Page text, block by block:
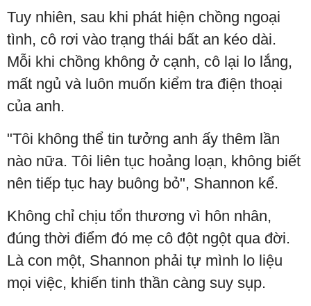
Tuy nhiên, sau khi phát hiện chồng ngoại
tình, cô rơi vào trạng thái bất an kéo dài.
Mỗi khi chồng không ở cạnh, cô lại lo lắng,
mất ngủ và luôn muốn kiểm tra điện thoại
của anh.
"Tôi không thể tin tưởng anh ấy thêm lần
nào nữa. Tôi liên tục hoảng loạn, không biết
nên tiếp tục hay buông bỏ", Shannon kể.
Không chỉ chịu tổn thương vì hôn nhân,
đúng thời điểm đó mẹ cô đột ngột qua đời.
Là con một, Shannon phải tự mình lo liệu
mọi việc, khiến tinh thần càng suy sụp.